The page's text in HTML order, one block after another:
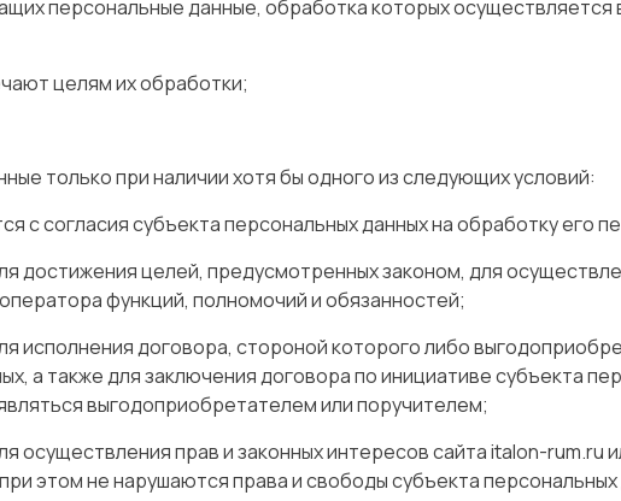
персональные данные, обработка которых
целям их обработки;
только при наличии хотя бы одного из следующих условий:
с согласия субъекта персональных данных на обработку его
достижения целей, предусмотренных законом, для
функций, полномочий и обязанностей;
исполнения договора, стороной которого либо
а также для заключения договора по инициативе субъекта
выгодоприобретателем или поручителем;
осуществления прав и законных интересов сайта italon-rum.ru
этом не нарушаются права и свободы субъекта персональных